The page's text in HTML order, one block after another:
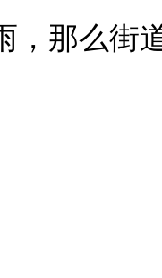
那么街